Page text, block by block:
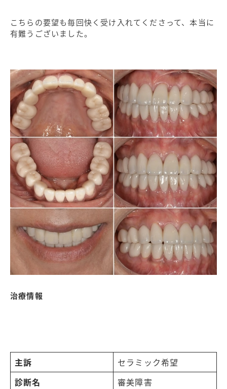
こちらの要望も毎回快く受け入れてくださって、本当に
有難うございました。
治療情報
主訴
セラミック希望
診断名
審美障害